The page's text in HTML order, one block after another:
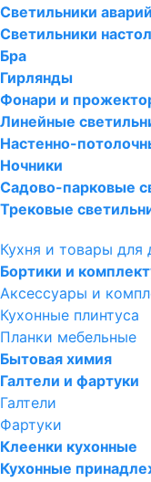
Светильники
Светильники
Бра
Гирлянды
Фонари и
Линейные
Настенно-
Ночники
Садово-парковые
Трековые
Кухня и товары для
Бортики и
Аксессуары и
Кухонные плинтуса
Планки мебельные
Бытовая химия
Галтели и фартуки
Галтели
Фартуки
Клеенки кухонные
Кухонные